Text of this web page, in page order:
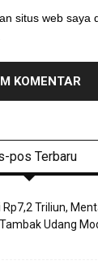
situs web saya
pos Terbaru
Triliun,
Udang